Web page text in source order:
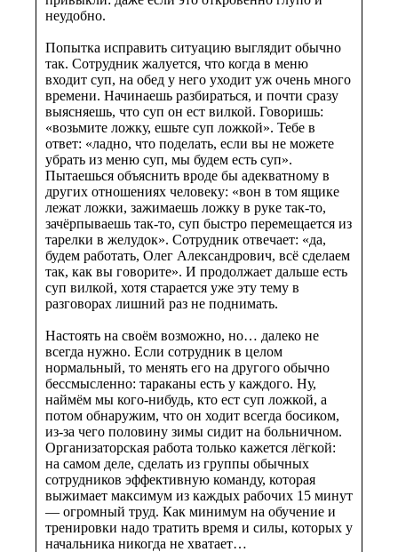
неудобно.
Попытка исправить ситуацию выглядит обычно
так. Сотрудник жалуется, что когда в меню
входит суп, на обед у него уходит уж очень много
времени. Начинаешь разбираться, и почти сразу
выясняешь, что суп он ест вилкой. Говоришь:
«возьмите ложку, ешьте суп ложкой». Тебе в
ответ: «ладно, что поделать, если вы не можете
убрать из меню суп, мы будем есть суп».
Пытаешься объяснить вроде бы адекватному в
других отношениях человеку: «вон в том ящике
лежат ложки, зажимаешь ложку в руке так-то,
зачёрпываешь так-то, суп быстро перемещается из
тарелки в желудок». Сотрудник отвечает: «да,
будем работать, Олег Александрович, всё сделаем
так, как вы говорите». И продолжает дальше есть
суп вилкой, хотя старается уже эту тему в
разговорах лишний раз не поднимать.
Настоять на своём возможно, но… далеко не
всегда нужно. Если сотрудник в целом
нормальный, то менять его на другого обычно
бессмысленно: тараканы есть у каждого. Ну,
наймём мы кого-нибудь, кто ест суп ложкой, а
потом обнаружим, что он ходит всегда босиком,
из-за чего половину зимы сидит на больничном.
Организаторская работа только кажется лёгкой:
на самом деле, сделать из группы обычных
сотрудников эффективную команду, которая
выжимает максимум из каждых рабочих 15 минут
— огромный труд. Как минимум на обучение и
тренировки надо тратить время и силы, которых у
начальника никогда не хватает…